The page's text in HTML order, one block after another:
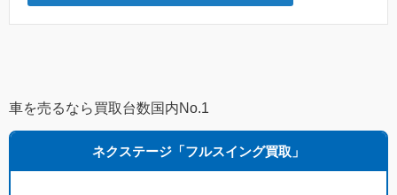
車を売るなら買取台数国内No.1
ネクステージ「フルスイング買取」